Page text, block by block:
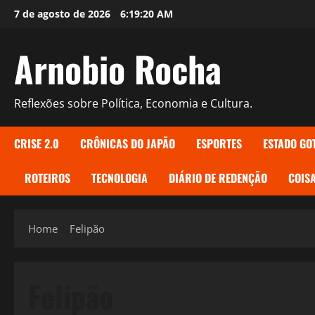
Skip7 de agosto de 2026 6:19:21 AM
Arnobio Rocha
Reflexões sobre Política, Economia e Cultura.
CRISE 2.0 CRÔNICAS DO JAPÃO ESPORTES ESTADO
ROTEIROS TECNOLOGIA DIÁRIO DE REDENÇÃO
Home Felipão